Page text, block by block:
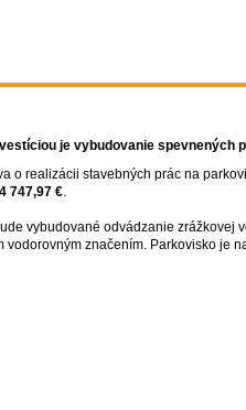
je vybudovanie spevnených
o realizácii stavebných prác na
4 747,97 €.
vybudované odvádzanie
značením. Parkovisko je